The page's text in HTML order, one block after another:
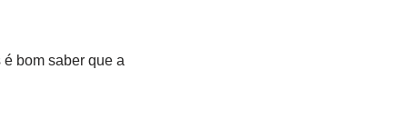
bom saber que a